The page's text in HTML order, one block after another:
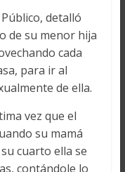
detalló
de su menor hija
cada
para ir al
de ella.
vez que el
su mamá
cuarto ella se
contándole lo